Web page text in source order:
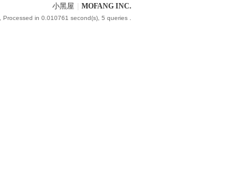
小黑屋 MOFANG INC.
, Processed in 0.010761 second(s), 5 queries .